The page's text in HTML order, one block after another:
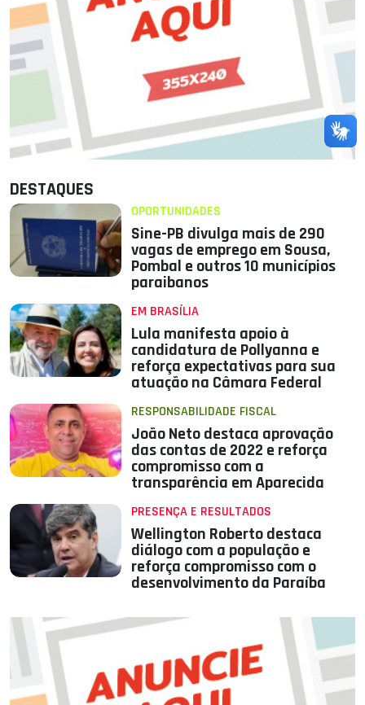
DESTAQUES
OPORTUNIDADES
Sine-PB divulga mais de 290
vagas de emprego em Sousa,
Pombal e outros 10 municípios
paraibanos
EM BRASÍLIA
Lula manifesta apoio à
candidatura de Pollyanna e
reforça expectativas para sua
atuação na Câmara Federal
RESPONSABILIDADE FISCAL
João Neto destaca aprovação
das contas de 2022 e reforça
compromisso com a
transparência em Aparecida
PRESENÇA E RESULTADOS
Wellington Roberto destaca
diálogo com a população e
reforça compromisso com o
desenvolvimento da Paraíba